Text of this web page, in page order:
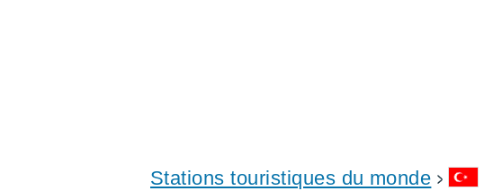
Stations touristiques du monde